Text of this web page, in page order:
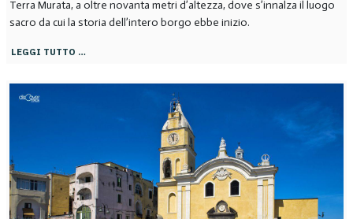
Terra Murata, a oltre novanta metri d’altezza, dove s’innalza il luogo
sacro da cui la storia dell’intero borgo ebbe inizio.
LEGGI TUTTO …